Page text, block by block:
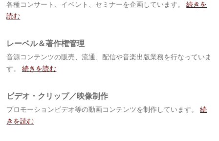
各種コンサート、イベント、セミナーを企画しています。続きを
読む
レーベル＆著作権管理
音源コンテンツの販売、流通、配信や音楽出版業務を行なっていま
す。続きを読む
ビデオ・クリップ／映像制作
プロモーションビデオ等の動画コンテンツを制作しています。続
きを読む